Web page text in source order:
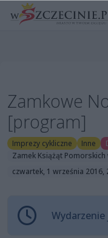
Zamkowe
[program]
Imprezy cykliczne Inne
Zamek Książąt Pomorskich
czwartek, 1 września 2016,
Wydarzenie